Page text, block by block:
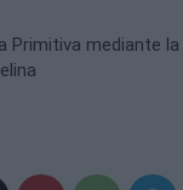
Primitiva mediante la